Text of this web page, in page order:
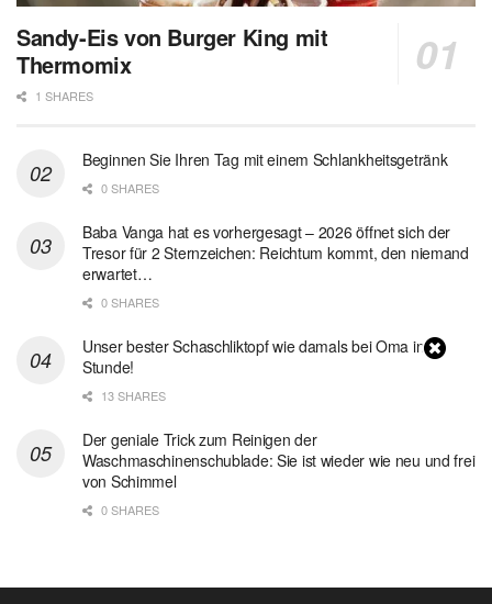
Sandy-Eis von Burger King mit
Thermomix
1 SHARES
Beginnen Sie Ihren Tag mit einem Schlankheitsgetränk
0 SHARES
Baba Vanga hat es vorhergesagt – 2026 öffnet sich der
Tresor für 2 Sternzeichen: Reichtum kommt, den niemand
erwartet…
0 SHARES
Unser bester Schaschliktopf wie damals bei Oma in 1
Stunde!
13 SHARES
Der geniale Trick zum Reinigen der
Waschmaschinenschublade: Sie ist wieder wie neu und frei
von Schimmel
0 SHARES